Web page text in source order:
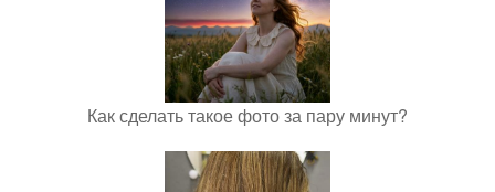
Как сделать такое фото за пару минут?